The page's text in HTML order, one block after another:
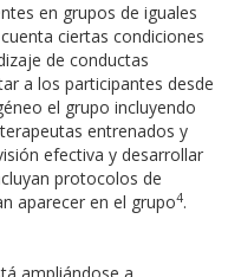
en grupos de iguales
ciertas condiciones
de conductas
a los participantes desde
el grupo incluyendo
entrenados y
efectiva y desarrollar
protocolos de
aparecer en el grupo4.